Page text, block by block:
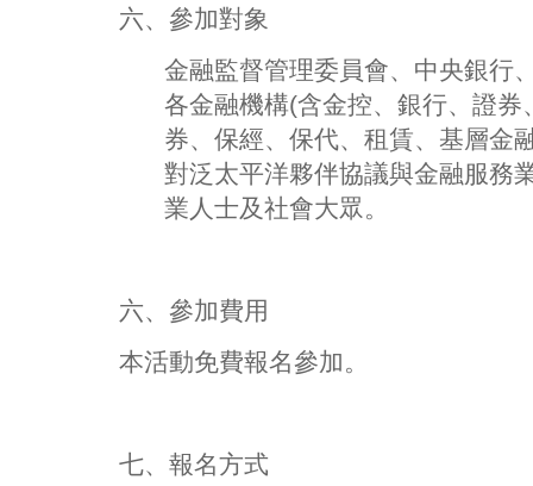
六、參加對象
金融監督管理委員會、中央銀行
各金融機構(含金控、銀行、證
券、保經、保代、租賃、基層金
對泛太平洋夥伴協議與金融服務
業人士及社會大眾。
六、參加費用
本活動免費報名參加。
七、報名方式